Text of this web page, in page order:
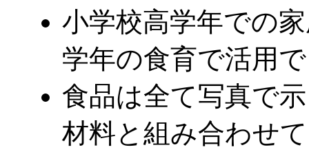
小学校高学年での
学年の食育で活用
食品は全て写真で
材料と組み合わせ